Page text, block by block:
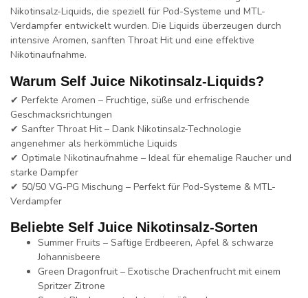
Nikotinsalz-Liquids, die speziell für Pod-Systeme und MTL-
Verdampfer entwickelt wurden. Die Liquids überzeugen durch
intensive Aromen, sanften Throat Hit und eine effektive
Nikotinaufnahme.
Warum Self Juice Nikotinsalz-Liquids?
✔ Perfekte Aromen – Fruchtige, süße und erfrischende
Geschmacksrichtungen
✔ Sanfter Throat Hit– Dank Nikotinsalz-Technologie
angenehmer als herkömmliche Liquids
✔ Optimale Nikotinaufnahme – Ideal für ehemalige Raucher und
starke Dampfer
✔ 50/50 VG-PG Mischung – Perfekt für Pod-Systeme & MTL-
Verdampfer
Beliebte Self Juice Nikotinsalz-Sorten
Summer Fruits – Saftige Erdbeeren, Apfel & schwarze
Johannisbeere
Green Dragonfruit– Exotische Drachenfrucht mit einem
Spritzer Zitrone